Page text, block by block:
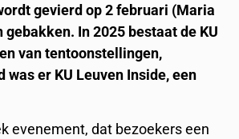
gevierd op 2 februari (Maria
In 2025 bestaat de KU
van tentoonstellingen,
er KU Leuven Inside, een
evenement, dat bezoekers een